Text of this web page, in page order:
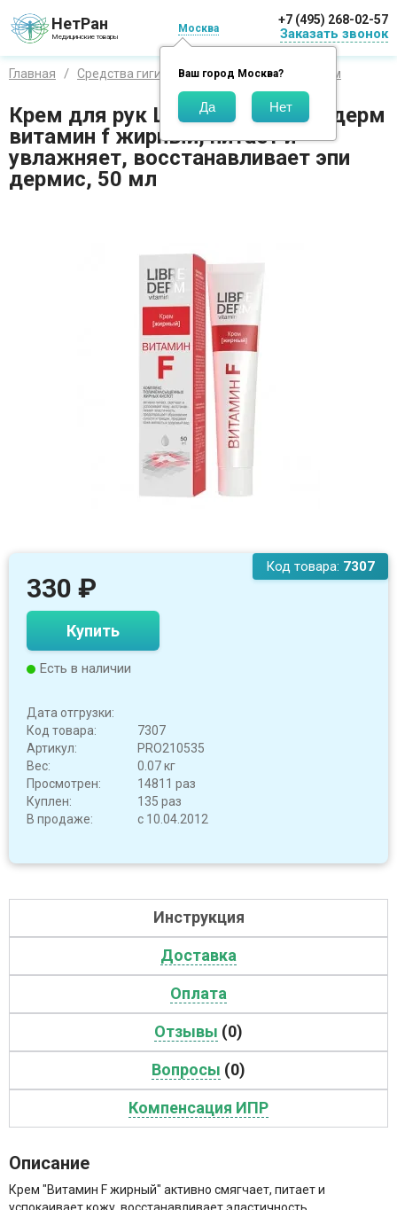
НетРан
Медицинские товары
Москва
Ваш город Москва?
+7 (495) 268-02-57
Заказать звонок
Главная Средства гигиены Бренды Либридерм
Крем для рук Librederm / Либридерм
витамин f жирный, питает и
увлажняет, восстанавливает эпи
дермис, 50 мл
Код товара: 7307
330 ₽
Купить
Есть в наличии
Дата отгрузки:
Код товара:
7307
Артикул:
PRO210535
Вес:
0.07 кг
Просмотрен:
14811 раз
Куплен:
135 раз
В продаже:
с 10.04.2012
Инструкция
Доставка
Оплата
Отзывы (0)
Вопросы (0)
Компенсация ИПР
Описание
Крем "Витамин F жирный" активно смягчает, питает и